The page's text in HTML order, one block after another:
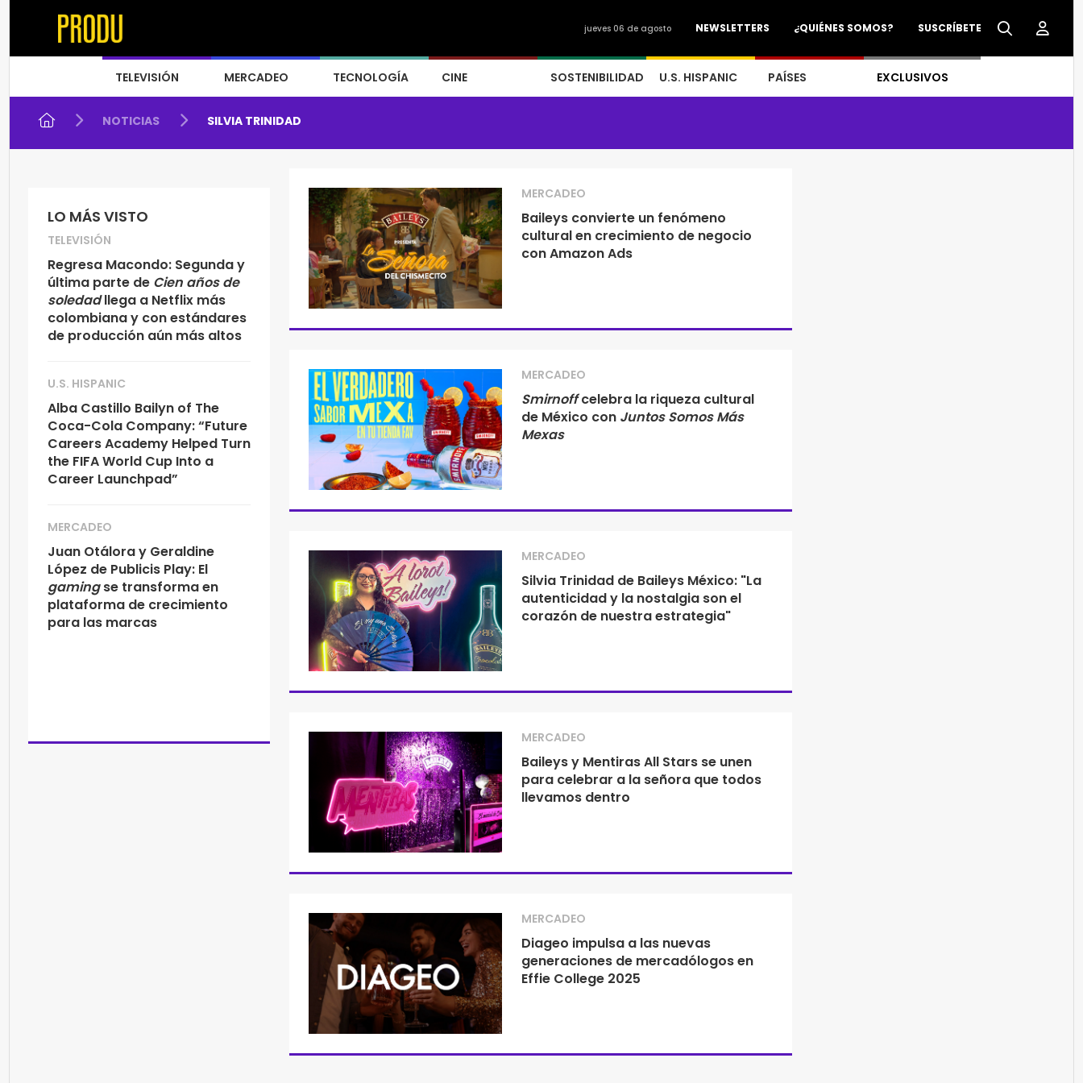
SUSCRÍBETE
¿QUIÉNES SOMOS?
NEWSLETTERS
jueves 06 de agosto
TELEVISIÓN MERCADEO TECNOLOGÍA CINE SOSTENIBILIDAD U.S. HISPANIC PAÍSES EXCLUSIVOS
NOTICIAS SILVIA TRINIDAD
LO MÁS VISTO
TELEVISIÓN
Regresa Macondo: Segunda y
última parte de Cien años de
soledadllega a Netflix más
colombiana y con estándares
de producción aún más altos
U.S. HISPANIC
Alba Castillo Bailyn of The
Coca-Cola Company: “Future
Careers Academy Helped Turn
the FIFA World Cup Into a
Career Launchpad”
MERCADEO
Juan Otálora y Geraldine
López de Publicis Play: El
gamingse transforma en
plataforma de crecimiento
para las marcas
MERCADEO
Baileys convierte un fenómeno
cultural en crecimiento de negocio
con Amazon Ads
MERCADEO
Smirnoffcelebra la riqueza cultural
de México conJuntos Somos Más
Mexas
MERCADEO
Silvia Trinidad de Baileys México: "La
autenticidad y la nostalgia son el
corazón de nuestra estrategia"
MERCADEO
Baileys y Mentiras All Stars se unen
para celebrar a la señora que todos
llevamos dentro
MERCADEO
Diageo impulsa a las nuevas
generaciones de mercadólogos en
Effie College 2025